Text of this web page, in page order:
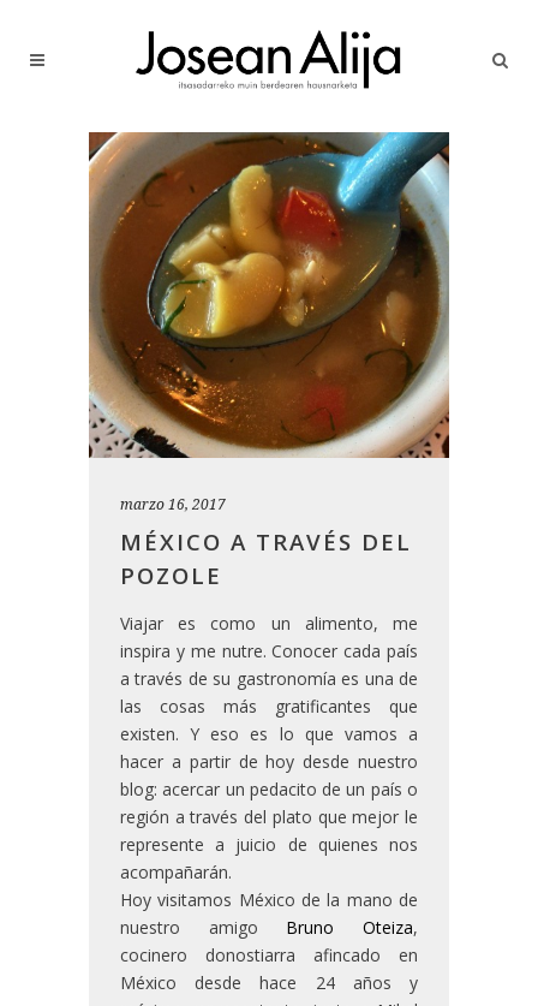
marzo 16, 2017
MÉXICO A TRAVÉS DEL
POZOLE
Viajar es como un alimento, me
inspira y me nutre. Conocer cada país
a través de su gastronomía es una de
las cosas más gratificantes que
existen. Y eso es lo que vamos a
hacer a partir de hoy desde nuestro
blog: acercar un pedacito de un país o
región a través del plato que mejor le
represente a juicio de quienes nos
acompañarán.
Hoy visitamos México de la mano de
nuestro amigo Bruno Oteiza,
cocinero donostiarra afincado en
México desde hace 24 años y